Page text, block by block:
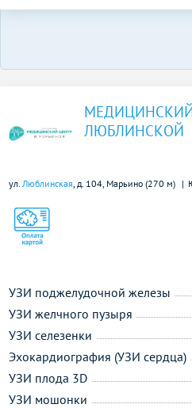
ЛЮБЛИНСКОЙ
ул. Люблинская , д. 104, Марьино (270 м)
УЗИ поджелудочной железы
УЗИ желчного пузыря
УЗИ селезенки
Эхокардиография (УЗИ сердца)
УЗИ плода 3D
УЗИ мошонки